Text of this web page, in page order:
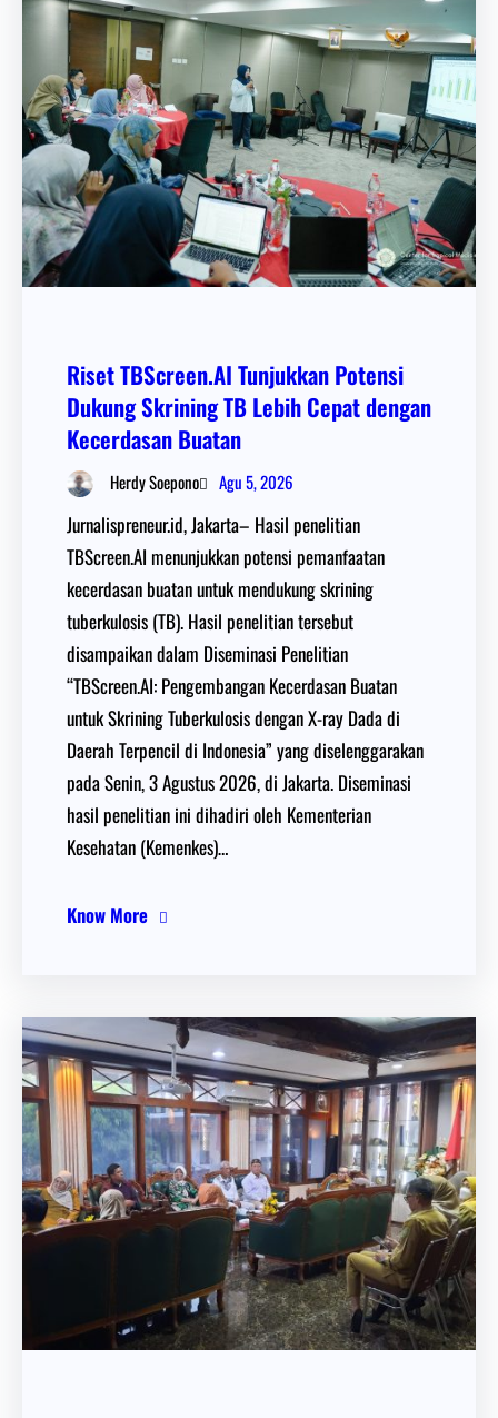
Riset TBScreen.AI Tunjukkan Potensi
Dukung Skrining TB Lebih Cepat dengan
Kecerdasan Buatan
Herdy Soepono Agu 5, 2026
Jurnalispreneur.id, Jakarta– Hasil penelitian
TBScreen.AI menunjukkan potensi pemanfaatan
kecerdasan buatan untuk mendukung skrining
tuberkulosis (TB). Hasil penelitian tersebut
disampaikan dalam Diseminasi Penelitian
“TBScreen.AI: Pengembangan Kecerdasan Buatan
untuk Skrining Tuberkulosis dengan X-ray Dada di
Daerah Terpencil di Indonesia” yang diselenggarakan
pada Senin, 3 Agustus 2026, di Jakarta. Diseminasi
hasil penelitian ini dihadiri oleh Kementerian
Kesehatan (Kemenkes)…
Know More